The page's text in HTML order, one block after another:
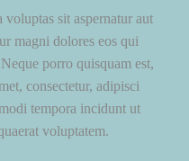
sit aspernatur aut
magni dolores eos qui
porro quisquam est,
consectetur, adipisci
tempora incidunt ut
voluptatem.